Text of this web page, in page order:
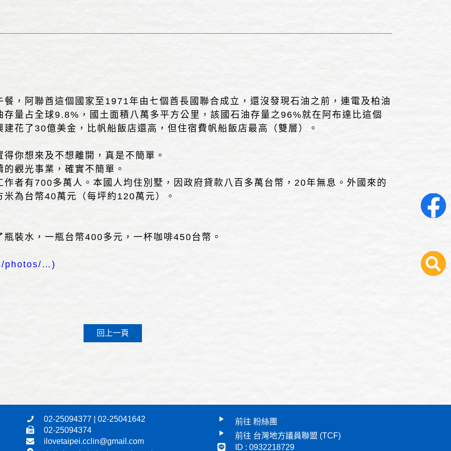
餐，阿聯酋這個國家至1971年由七個酋長國聯合成立，還沒發現石油之前，連電及柏油
量占全球9.8%，國土面積八萬多平方公里，該國石油存量之96%就在阿布達比這個
花了30億美金，比帆船飯店還高，但住宿費帆船飯店最高（雙層）。
你想來及不想離開，真是不簡單。
觀光事業，確實不簡單。
者有700多萬人。本國人均住別墅，因政府貸款八百多萬台幣，20年無息。外國來的
為台幣40萬元（每坪約120萬元）。
裝水，一瓶台幣400多元，一杯咖啡450台幣。
photos/… )
回上一頁
02-25094377 | 02-25041642
02-25094374
ilovetaipei.cclin@gmail.com
前往 粉絲團
前往 台灣地方議員聯盟 (TCF)
ID : 0932218729